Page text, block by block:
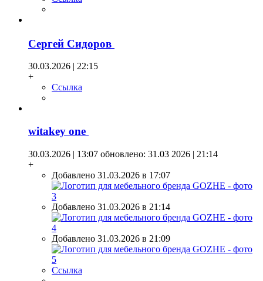
Сергей Сидоров
30.03.2026 | 22:15
+
Ссылка
witakey one
30.03.2026 | 13:07 обновлено: 31.03 2026 | 21:14
+
Добавлено 31.03.2026 в 17:07
Добавлено 31.03.2026 в 21:14
Добавлено 31.03.2026 в 21:09
Ссылка